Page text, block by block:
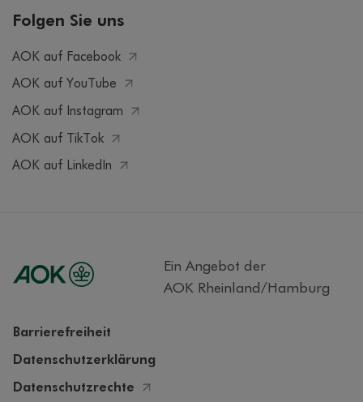
Folgen Sie uns
AOK auf Facebook
AOK auf YouTube
AOK auf Instagram
AOK auf TikTok
AOK auf LinkedIn
Ein Angebot der
AOK Rheinland/Hamburg
Barrierefreiheit
Datenschutzerklärung
Datenschutzrechte